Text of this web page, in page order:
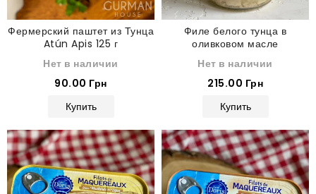
Фермерский паштет из Тунца
Atún Apis 125 г
Нет в наличии
90.00 Грн
Купить
Филе белого тунца в
оливковом масле
Нет в наличии
215.00 Грн
Купить